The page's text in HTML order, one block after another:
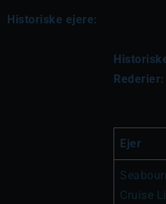
Historiske ejere:
Rederier:
Ejer
Cruise